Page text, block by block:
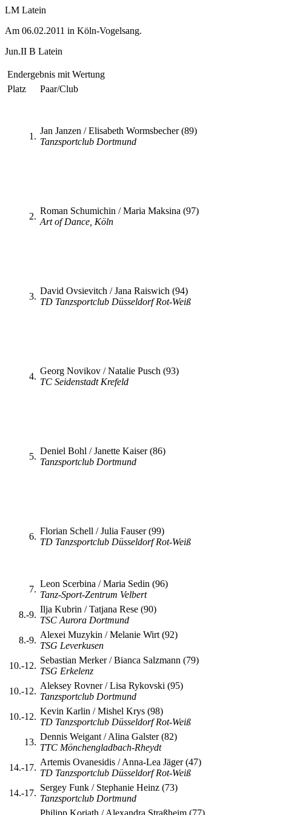
LM Latein
Am 06.02.2011 in Köln-Vogelsang.
Jun.II B Latein
Endergebnis mit Wertung
Platz
Paar/Club
1.
Jan Janzen / Elisabeth Wormsbecher (89)
Tanzsportclub Dortmund
2.
Roman Schumichin / Maria Maksina (97)
Art of Dance, Köln
3.
David Ovsievitch / Jana Raiswich (94)
TD Tanzsportclub Düsseldorf Rot-Weiß
4.
Georg Novikov / Natalie Pusch (93)
TC Seidenstadt Krefeld
5.
Deniel Bohl / Janette Kaiser (86)
Tanzsportclub Dortmund
6.
Florian Schell / Julia Fauser (99)
TD Tanzsportclub Düsseldorf Rot-Weiß
7.
Leon Scerbina / Maria Sedin (96)
Tanz-Sport-Zentrum Velbert
8.-9.
Ilja Kubrin / Tatjana Rese (90)
TSC Aurora Dortmund
8.-9.
Alexei Muzykin / Melanie Wirt (92)
TSG Leverkusen
10.-12.
Sebastian Merker / Bianca Salzmann (79)
TSG Erkelenz
10.-12.
Aleksey Rovner / Lisa Rykovski (95)
Tanzsportclub Dortmund
10.-12.
Kevin Karlin / Mishel Krys (98)
TD Tanzsportclub Düsseldorf Rot-Weiß
13.
Dennis Weigant / Alina Galster (82)
TTC Mönchengladbach-Rheydt
14.-17.
Artemis Ovanesidis / Anna-Lea Jäger (47)
TD Tanzsportclub Düsseldorf Rot-Weiß
14.-17.
Sergey Funk / Stephanie Heinz (73)
Tanzsportclub Dortmund
Philipp Koriath / Alexandra Straßheim (77)